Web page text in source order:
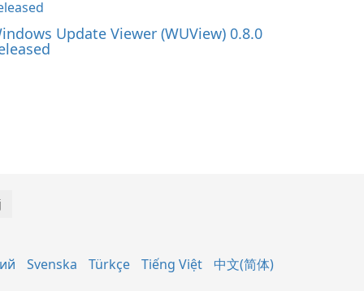
Update Viewer (WUView) 0.8.0
Svenska Türkçe Tiếng Việt
中文(简体)